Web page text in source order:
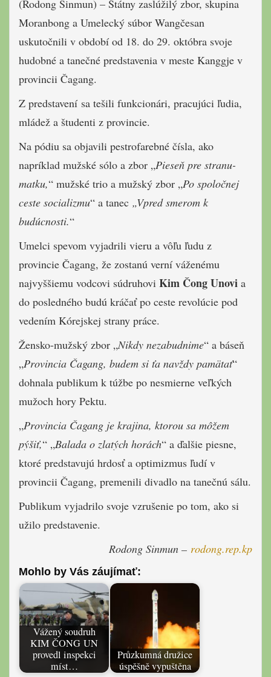
(Rodong Sinmun) – Štátny zaslúžilý zbor, skupina
Moranbong a Umelecký súbor Wangčesan
uskutočnili v období od 18. do 29. októbra svoje
hudobné a tanečné predstavenia v meste Kanggje v
provincii Čagang.
Z predstavení sa tešili funkcionári, pracujúci ľudia,
mládež a študenti z provincie.
Na pódiu sa objavili pestrofarebné čísla, ako
napríklad mužské sólo a zbor „Pieseň pre stranu-
matku,“ mužské trio a mužský zbor „Po spoločnej
ceste socializmu“ a tanec „Vpred smerom k
budúcnosti.“
Umelci spevom vyjadrili vieru a vôľu ľudu z
provincie Čagang, že zostanú verní váženému
najvyššiemu vodcovi súdruhovi Kim Čong Unovi a
do posledného budú kráčať po ceste revolúcie pod
vedením Kórejskej strany práce.
Žensko-mužský zbor „Nikdy nezabudnime“ a báseň
„Provincia Čagang, budem si ťa navždy pamätať“
dohnala publikum k túžbe po nesmierne veľkých
mužoch hory Pektu.
„Provincia Čagang je krajina, ktorou sa môžem
pýšiť,“ „Balada o zlatých horách“ a ďalšie piesne,
ktoré predstavujú hrdosť a optimizmus ľudí v
provincii Čagang, premenili divadlo na tanečnú sálu.
Publikum vyjadrilo svoje vzrušenie po tom, ako si
užilo predstavenie.
Rodong Sinmun – rodong.rep.kp
Mohlo by Vás záujímať:
Vážený soudruh
KIM ČONG UN
provedl inspekci
míst…
Průzkumná družice
úspěšně vypuštěna